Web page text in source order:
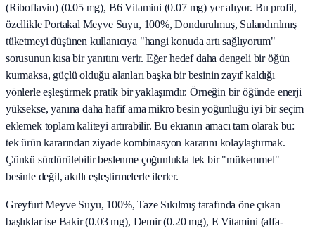
(Riboflavin) (0.05 mg), B6 Vitamini (0.07 mg) yer alıyor. Bu profil,
özellikle Portakal Meyve Suyu, 100%, Dondurulmuş, Sulandırılmış
tüketmeyi düşünen kullanıcıya "hangi konuda artı sağlıyorum"
sorusunun kısa bir yanıtını verir. Eğer hedef daha dengeli bir öğün
kurmaksa, güçlü olduğu alanları başka bir besinin zayıf kaldığı
yönlerle eşleştirmek pratik bir yaklaşımdır. Örneğin bir öğünde enerji
yüksekse, yanına daha hafif ama mikro besin yoğunluğu iyi bir seçim
eklemek toplam kaliteyi artırabilir. Bu ekranın amacı tam olarak bu:
tek ürün kararından ziyade kombinasyon kararını kolaylaştırmak.
Çünkü sürdürülebilir beslenme çoğunlukla tek bir "mükemmel"
besinle değil, akıllı eşleştirmelerle ilerler.
Greyfurt Meyve Suyu, 100%, Taze Sıkılmış tarafında öne çıkan
başlıklar ise Bakir (0.03 mg), Demir (0.20 mg), E Vitamini (alfa-